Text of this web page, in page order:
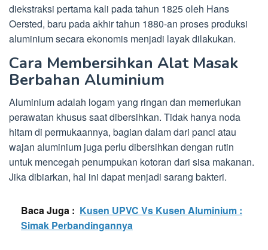
diekstraksi pertama kali pada tahun 1825 oleh Hans
Oersted, baru pada akhir tahun 1880-an proses produksi
aluminium secara ekonomis menjadi layak dilakukan.
Cara Membersihkan Alat Masak
Berbahan Aluminium
Aluminium adalah logam yang ringan dan memerlukan
perawatan khusus saat dibersihkan. Tidak hanya noda
hitam di permukaannya, bagian dalam dari panci atau
wajan aluminium juga perlu dibersihkan dengan rutin
untuk mencegah penumpukan kotoran dari sisa makanan.
Jika dibiarkan, hal ini dapat menjadi sarang bakteri.
Baca Juga : Kusen UPVC Vs Kusen Aluminium :
Simak Perbandingannya